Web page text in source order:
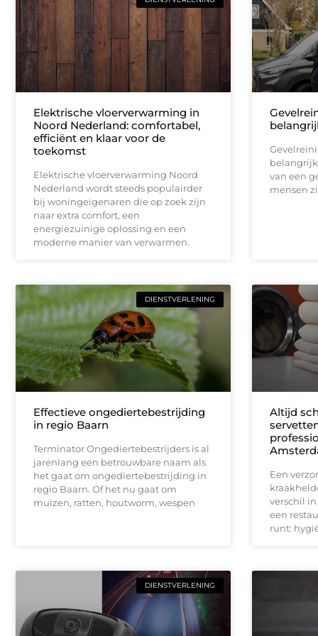
Elektrische vloerverwarming in
Noord Nederland: comfortabel,
efficiënt en klaar voor de
toekomst
Elektrische vloerverwarming Noord
Nederland wordt steeds populairder
bij woningeigenaren die op zoek zijn
naar extra comfort, een
energiezuinige oplossing en een
moderne manier van verwarmen.
van een
mensen
DIENSTVERLENING
Effectieve ongediertebestrijding
in regio Baarn
Terminator Ongediertebestrijders is al
jarenlang een betrouwbare naam als
het gaat om ongediertebestrijding in
regio Baarn. Of het nu gaat om
muizen, ratten, houtworm, wespen
Altijd
Een
verschil
een
runt:
DIENSTVERLENING